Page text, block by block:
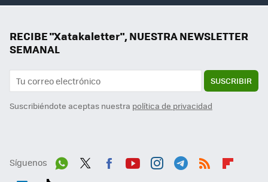
RECIBE "Xatakaletter", NUESTRA NEWSLETTER
SEMANAL
SUSCRIBIR
Suscribiéndote aceptas nuestra política de privacidad
Síguenos